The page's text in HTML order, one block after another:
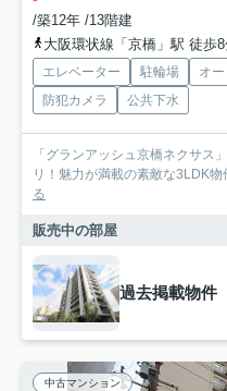
/築12年 /13階建
大阪環状線「京橋」駅 徒歩
エレベーター 駐輪場 オ
防犯カメラ
公共下水
「グランアッシュ京橋ネクサス
リ！魅力が満載の素敵な3LDK
る
販売中の部屋
過去掲載物件
中古マンション